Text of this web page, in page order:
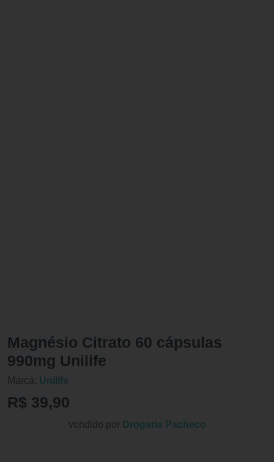
Magnésio Citrato 60 cápsulas
990mg Unilife
Marca: Unilife
R$ 39,90
vendido por Drogaria Pacheco